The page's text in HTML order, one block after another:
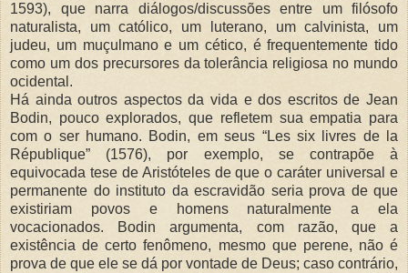
1593), que narra diálogos/discussões entre um filósofo
naturalista, um católico, um luterano, um calvinista, um
judeu, um muçulmano e um cético, é frequentemente tido
como um dos precursores da tolerância religiosa no mundo
ocidental.
Há ainda outros aspectos da vida e dos escritos de Jean
Bodin, pouco explorados, que refletem sua empatia para
com o ser humano. Bodin, em seus “Les six livres de la
République” (1576), por exemplo, se contrapõe à
equivocada tese de Aristóteles de que o caráter universal e
permanente do instituto da escravidão seria prova de que
existiriam povos e homens naturalmente a ela
vocacionados. Bodin argumenta, com razão, que a
existência de certo fenômeno, mesmo que perene, não é
prova de que ele se dá por vontade de Deus; caso contrário,